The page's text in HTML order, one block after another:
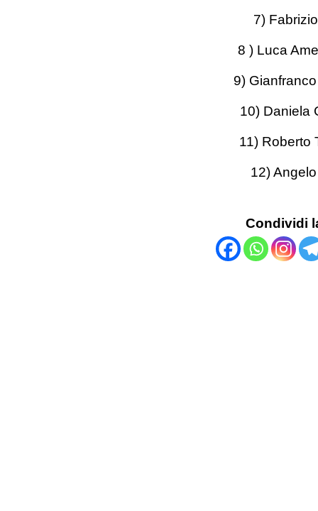
7)
8 ) Luca
9)
10) Daniela
11) Roberto
12)
Condividi